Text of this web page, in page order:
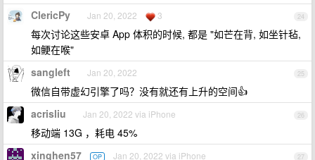
24
ClericPy Jan 20, 2022 3
每次讨论这些安卓 App 体积的时候, 都是 "如芒在背, 如坐针毡,
如鲠在喉"
25
sangleft Jan 20, 2022
微信自带虚幻引擎了吗？没有就还有上升的空间👍
26
acrisliu Jan 20, 2022 via iPhone
移动端 13G ，耗电 45%
27
xinghen57 OP Jan 20, 2022 via iPhone